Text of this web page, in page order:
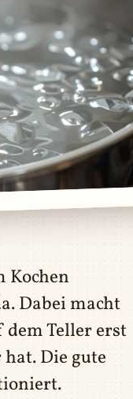
Kochen
Dabei macht
dem Teller erst
Die gute